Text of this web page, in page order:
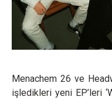
Menachem 26 ve
işledikleri yeni EP’leri